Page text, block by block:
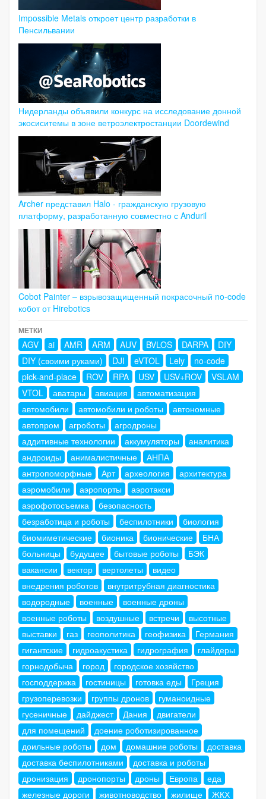
Impossible Metals откроет центр разработки в
Пенсильвании
Нидерланды объявили конкурс на исследование донной
экосиситемы в зоне ветроэлектростанции Doordewind
Archer представил Halo - гражданскую грузовую
платформу, разработанную совместно с Anduril
Cobot Painter – взрывозащищенный покрасочный no-code
кобот от Hirebotics
МЕТКИ
AGV ai AMR ARM AUV BVLOS DARPA
DIY
DIY (своими руками)
DJI eVTOL Lely
no-code
pick-and-place
ROV RPA USV USV+ROV
VSLAM
VTOL
аватары авиация
автоматизация
автомобили
автомобили и роботы
автономные
автопром
агроботы
агродроны
аддитивные технологии
аккумуляторы
аналитика
андроиды
анималистичные
АНПА
антропоморфные
Арт археология
архитектура
аэромобили
аэропорты
аэротакси
аэрофотосъемка
безопасность
безработица и роботы
беспилотники
биология
биомиметические
бионика бионические
БНА
больницы
будущее бытовые роботы
БЭК
вакансии
вектор вертолеты
видео
внедрения роботов
внутритрубная диагностика
водородные
военные
военные дроны
военные роботы
воздушные встречи
высотные
выставки
газ геополитика геофизика
Германия
гигантские
гидроакустика гидрография
глайдеры
горнодобыча
город
городское хозяйство
господдержка
гостиницы готовка еды
Греция
грузоперевозки
группы дронов
гуманоидные
гусеничные
дайджест Дания
двигатели
для помещений
доение роботизированное
доильные роботы
дом домашние роботы
доставка
доставка беспилотниками
доставка и роботы
дронизация
дронопорты дроны Европа
еда
железные дороги
животноводство жилище
ЖКХ